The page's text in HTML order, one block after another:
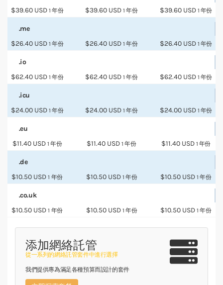
$39.60 USD 1 年份 $39.60 USD 1 年份 $39.60 USD 1 年份
.me
$26.40 USD 1 年份 $26.40 USD 1 年份 $26.40 USD 1 年份
.io
$62.40 USD 1 年份 $62.40 USD 1 年份 $62.40 USD 1 年份
.icu
$24.00 USD 1 年份 $24.00 USD 1 年份 $24.00 USD 1 年份
.eu
$11.40 USD 1 年份 $11.40 USD 1 年份 $11.40 USD 1 年份
.de
$10.50 USD 1 年份 $10.50 USD 1 年份 $10.50 USD 1 年份
.co.uk
$10.50 USD 1 年份 $10.50 USD 1 年份 $10.50 USD 1 年份
添加網絡託管
從一系列的網絡託管套件中進行選擇
我們提供專為滿足各種預算而設計的套件